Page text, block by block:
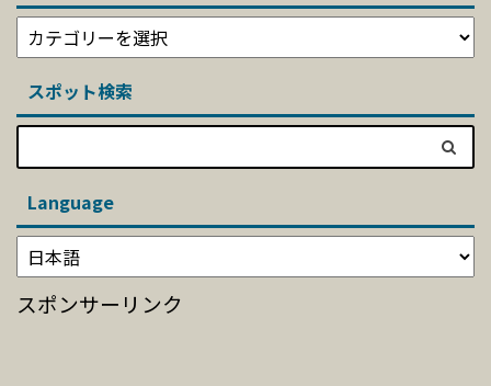
スポット検索
Language
スポンサーリンク